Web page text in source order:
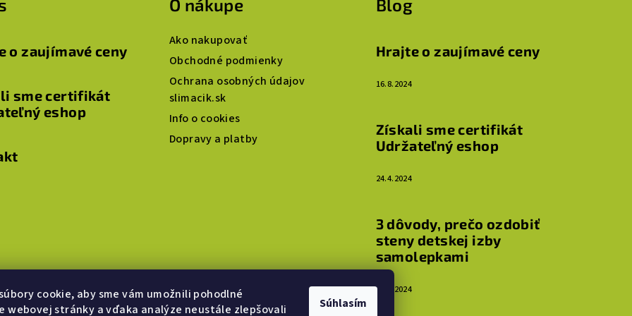
cookie, aby sme vám umožnili pohodlné
webovej stránky a vďaka analýze neustále zlepšovali
Súhlasím
o zaujímavé ceny
sme certifikát
eshop
O nákupe
Ako nakupovať
Obchodné podmienky
Ochrana osobných údajov
slimacik.sk
Info o cookies
Dopravy a platby
Blog
Hrajte o zaujímavé ceny
16.8.2024
Získali sme certifikát
Udržateľný eshop
24.4.2024
3 dôvody, prečo ozdobiť
steny detskej izby
samolepkami
16.4.2024